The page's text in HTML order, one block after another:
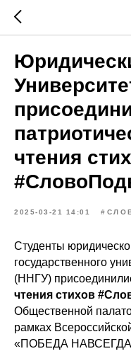
чтения
2025-03-21 14:01
Студенты
государственного
(ННГУ)
чтения стихов
Общественной
рамках
«ПОБЕДА